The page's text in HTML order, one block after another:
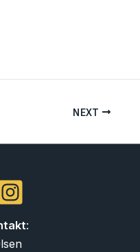
NEXT
: